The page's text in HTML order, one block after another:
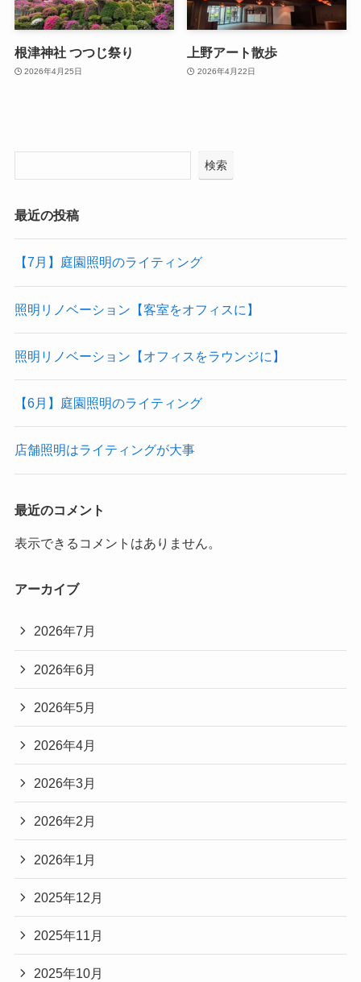
根津神社 つつじ祭り
2026年4月25日
上野アート散歩
2026年4月22日
検索
最近の投稿
【7月】庭園照明のライティング
照明リノベーション【客室をオフィスに】
照明リノベーション【オフィスをラウンジに】
【6月】庭園照明のライティング
店舗照明はライティングが大事
最近のコメント
表示できるコメントはありません。
アーカイブ
2026年7月
2026年6月
2026年5月
2026年4月
2026年3月
2026年2月
2026年1月
2025年12月
2025年11月
2025年10月